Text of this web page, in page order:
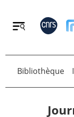
Retour
Retour
Bibliothèque